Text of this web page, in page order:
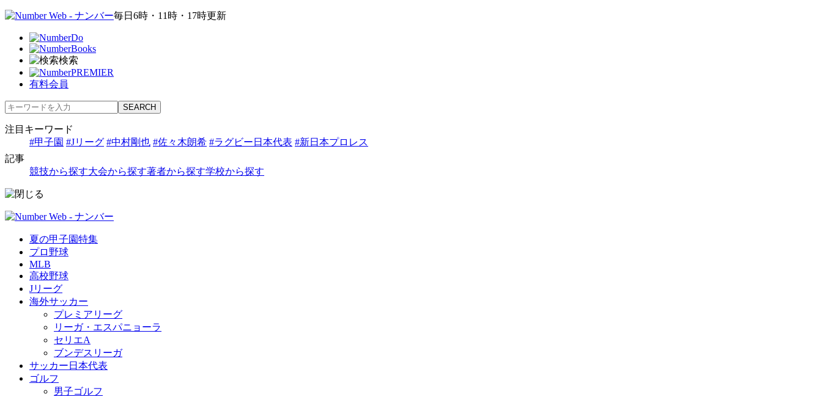
毎日6時・11時・17時更新
検索
有料会員
注目キーワード
#甲子園 #Jリーグ #中村剛也 #佐々木朗希 #ラグビー日本代表 #新日本プロレス
記事
競技から探す大会から探す著者から探す学校から探す
夏の甲子園特集
プロ野球
MLB
高校野球
Jリーグ
海外サッカー
プレミアリーグ
リーガ・エスパニョーラ
セリエA
ブンデスリーガ
サッカー日本代表
ゴルフ
男子ゴルフ